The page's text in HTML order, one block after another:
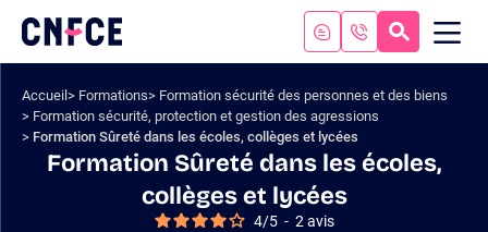
contenu
menu
Logo
site
Accueil Formations
Formation sécurité des personnes et des biens
Formation sécurité, protection et gestion des agressions
Formation Sûreté dans les écoles, collèges et lycées
Formation Sûreté dans les écoles,
collèges et lycées
4/5 - 2 avis